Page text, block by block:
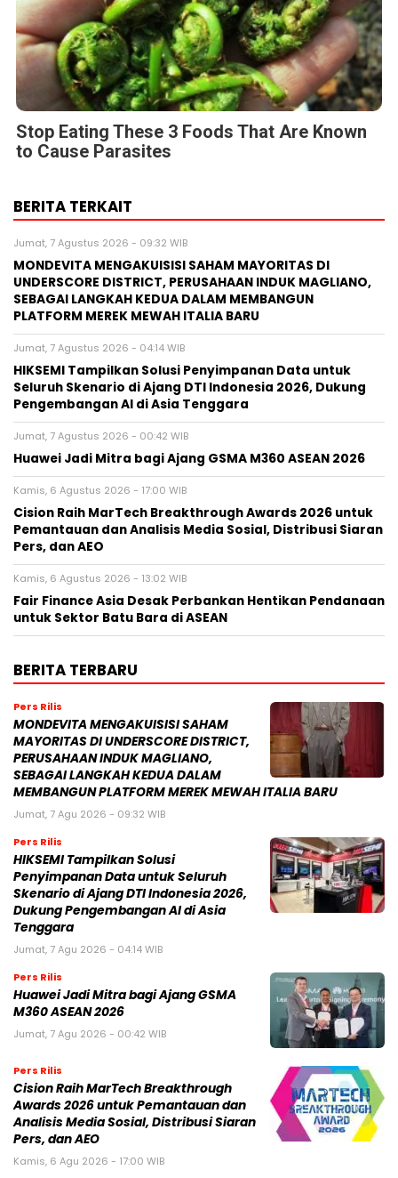
Stop Eating These 3 Foods That Are Known
to Cause Parasites
BERITA TERKAIT
Jumat, 7 Agustus 2026 - 09:32 WIB
MONDEVITA MENGAKUISISI SAHAM MAYORITAS DI
UNDERSCORE DISTRICT, PERUSAHAAN INDUK MAGLIANO,
SEBAGAI LANGKAH KEDUA DALAM MEMBANGUN
PLATFORM MEREK MEWAH ITALIA BARU
Jumat, 7 Agustus 2026 - 04:14 WIB
HIKSEMI Tampilkan Solusi Penyimpanan Data untuk
Seluruh Skenario di Ajang DTI Indonesia 2026, Dukung
Pengembangan AI di Asia Tenggara
Jumat, 7 Agustus 2026 - 00:42 WIB
Huawei Jadi Mitra bagi Ajang GSMA M360 ASEAN 2026
Kamis, 6 Agustus 2026 - 17:00 WIB
Cision Raih MarTech Breakthrough Awards 2026 untuk
Pemantauan dan Analisis Media Sosial, Distribusi Siaran
Pers, dan AEO
Kamis, 6 Agustus 2026 - 13:02 WIB
Fair Finance Asia Desak Perbankan Hentikan Pendanaan
untuk Sektor Batu Bara di ASEAN
BERITA TERBARU
Pers Rilis
MONDEVITA MENGAKUISISI SAHAM
MAYORITAS DI UNDERSCORE DISTRICT,
PERUSAHAAN INDUK MAGLIANO,
SEBAGAI LANGKAH KEDUA DALAM
MEMBANGUN PLATFORM MEREK MEWAH ITALIA BARU
Jumat, 7 Agu 2026 - 09:32 WIB
Pers Rilis
HIKSEMI Tampilkan Solusi
Penyimpanan Data untuk Seluruh
Skenario di Ajang DTI Indonesia 2026,
Dukung Pengembangan AI di Asia
Tenggara
Jumat, 7 Agu 2026 - 04:14 WIB
Pers Rilis
Huawei Jadi Mitra bagi Ajang GSMA
M360 ASEAN 2026
Jumat, 7 Agu 2026 - 00:42 WIB
Pers Rilis
Cision Raih MarTech Breakthrough
Awards 2026 untuk Pemantauan dan
Analisis Media Sosial, Distribusi Siaran
Pers, dan AEO
Kamis, 6 Agu 2026 - 17:00 WIB